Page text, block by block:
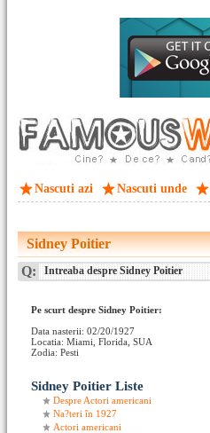
Nascuti azi Nascuti unde
Sidney Poitier
Q: Intreaba despre Sidney Poitier
Pe scurt despre Sidney Poitier:
Data nasterii: 02/20/1927
Locatia: Miami, Florida, SUA
Zodia: Pesti
Sidney Poitier Liste
Despre Actori americani
Na?teri în 1927
Actori americani